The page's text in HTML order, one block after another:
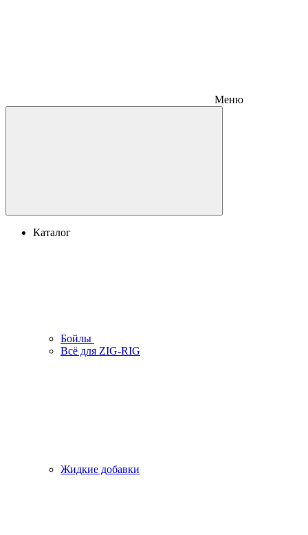
Меню
Каталог
Бойлы
Всё для ZIG-RIG
Жидкие добавки